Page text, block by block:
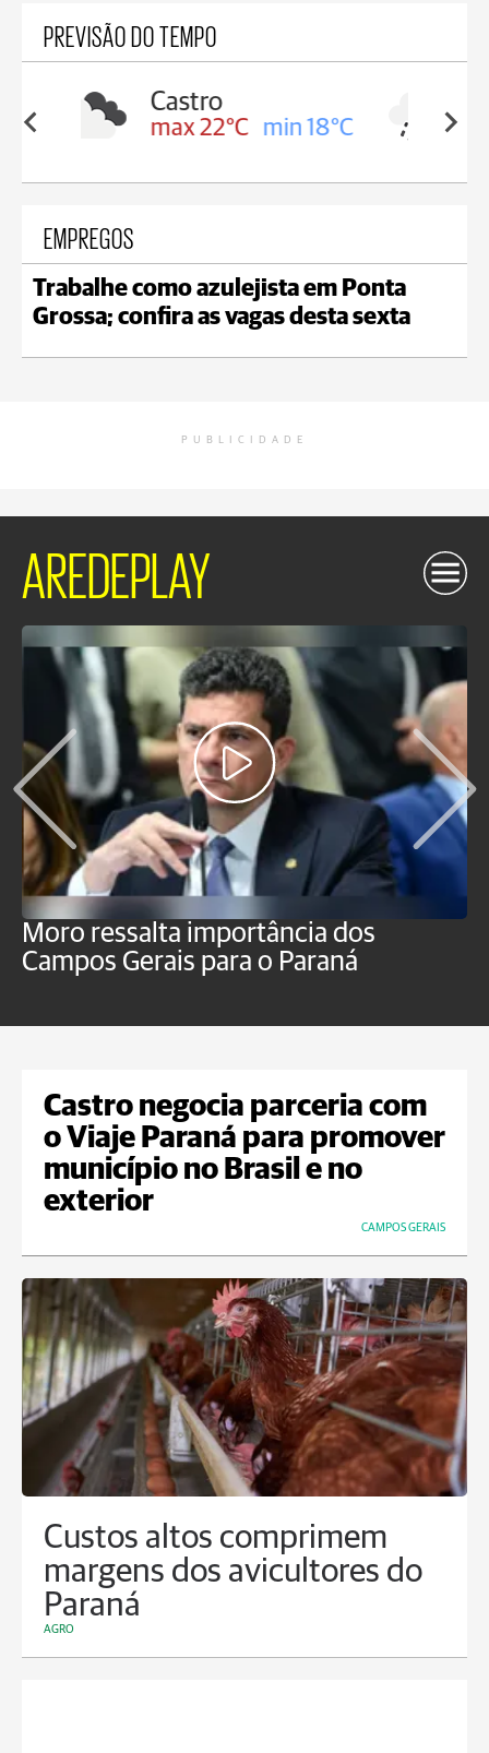
PREVISÃO DO TEMPO
18°C
Carambeí
max 21°C min 18°C
EMPREGOS
Trabalhe como azulejista em Ponta
Grossa; confira as vagas desta sexta
PUBLICIDADE
AREDEPLAY
Moro ressalta importância dos
Campos Gerais para o Paraná
Castro negocia parceria com
o Viaje Paraná para promover
município no Brasil e no
exterior
CAMPOS GERAIS
Custos altos comprimem
margens dos avicultores do
Paraná
AGRO